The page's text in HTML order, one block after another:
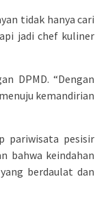
tidak hanya cari
jadi chef kuliner
DPMD. “Dengan
kemandirian
pariwisata pesisir
bahwa keindahan
berdaulat dan